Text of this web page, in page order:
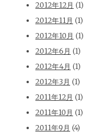
2012年12月 (1)
2012年11月 (1)
2012年10月 (1)
2012年6月 (1)
2012年4月 (1)
2012年3月 (1)
2011年12月 (1)
2011年10月 (1)
2011年9月 (4)